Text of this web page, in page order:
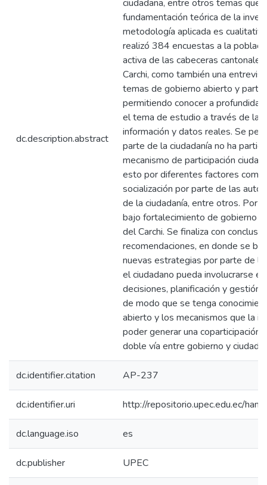
dc.description.abstract
ciudadana, entre otros temas que
fundamentación teórica de la
metodología aplicada es
realizó 384 encuestas a la
activa de las cabeceras
Carchi, como también una
temas de gobierno abierto y
permitiendo conocer a
el tema de estudio a través de la
información y datos reales. Se
parte de la ciudadanía no ha
mecanismo de participación
esto por diferentes factores
socialización por parte de las
de la ciudadanía, entre otros. Por
bajo fortalecimiento de gobierno
del Carchi. Se finaliza con
recomendaciones, en donde se
nuevas estrategias por parte de
el ciudadano pueda involucrarse
decisiones, planificación y gestión
de modo que se tenga
abierto y los mecanismos que la
poder generar una coparticipación
doble vía entre gobierno y
dc.identifier.citation AP-237
dc.identifier.uri http://repositorio.upec.edu.ec/
dc.language.iso es
dc.publisher UPEC